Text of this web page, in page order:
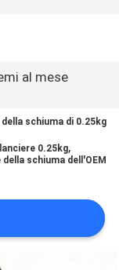
al mese
schiuma di 0.25kg
0.25kg,
schiuma dell'OEM